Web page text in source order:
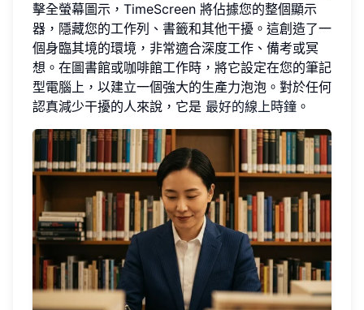
擊全螢幕圖示，TimeScreen 將佔據您的整個顯示
器，隱藏您的工作列、書籤和其他干擾。這創造了一
個身臨其境的環境，非常適合深度工作、備考或冥
想。在圖書館或咖啡館工作時，將它設定在您的筆記
型電腦上，以建立一個強大的生產力泡泡。對於任何
認真減少干擾的人來說，它是 最好的線上時鐘 。